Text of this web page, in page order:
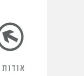
אודות